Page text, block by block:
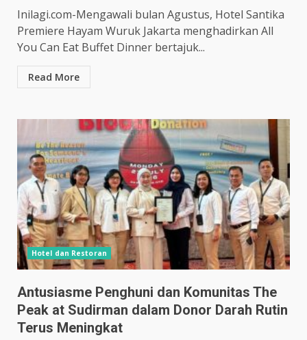
Inilagi.com-Mengawali bulan Agustus, Hotel Santika
Premiere Hayam Wuruk Jakarta menghadirkan All
You Can Eat Buffet Dinner bertajuk...
Read More
Hotel dan Restoran
Antusiasme Penghuni dan Komunitas The
Peak at Sudirman dalam Donor Darah Rutin
Terus Meningkat